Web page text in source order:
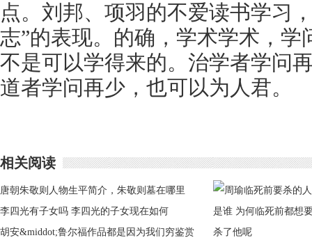
点。刘邦、项羽的不爱读书学习
志”的表现。的确，学术学术，
不是可以学得来的。治学者学问
道者学问再少，也可以为人君。
相关阅读
唐朝朱敬则人物生平简介，朱敬则墓在哪里
李四光有子女吗 李四光的子女现在如何
胡安&middot;鲁尔福作品都是因为我们穷鉴赏